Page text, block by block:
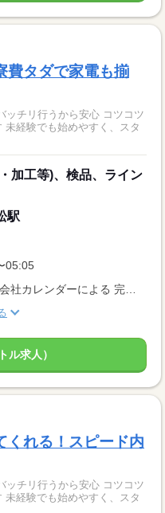
費タダで家電も揃
ッチリ行うから安心 コツコツ
未経験でも始めやすく、スタ
加工等)、検品、ライン
駅
05:05
ル求人）
くれる！スピード内
ッチリ行うから安心 コツコツ
未経験でも始めやすく、スタ